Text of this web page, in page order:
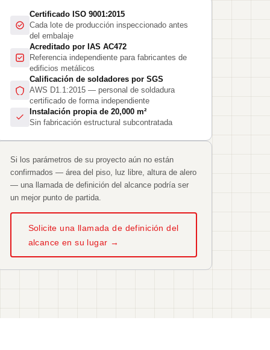
Certificado ISO 9001:2015
Cada lote de producción inspeccionado antes
del embalaje
Acreditado por IAS AC472
Referencia independiente para fabricantes de
edificios metálicos
Calificación de soldadores por SGS
AWS D1.1:2015 — personal de soldadura
certificado de forma independiente
Instalación propia de 20,000 m²
Sin fabricación estructural subcontratada
Si los parámetros de su proyecto aún no están
confirmados — área del piso, luz libre, altura de alero
— una llamada de definición del alcance podría ser
un mejor punto de partida.
Solicite una llamada de definición del
alcance en su lugar →